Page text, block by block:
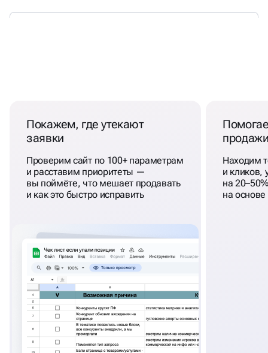
Покажем, где утекают
заявки
Проверим сайт по 100+ параметрам
и расставим приоритеты —
вы поймёте, что мешает продавать
и как это быстро исправить
Находим
и кликов,
на
на